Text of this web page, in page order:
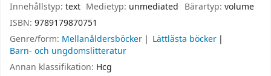
Innehållstyp: text Medietyp: unmediated Bärartyp: volume
ISBN: 9789179870751
Genre/form: Mellanåldersböcker
Lättlästa böcker
Barn- och ungdomslitteratur
Annan klassifikation: Hcg